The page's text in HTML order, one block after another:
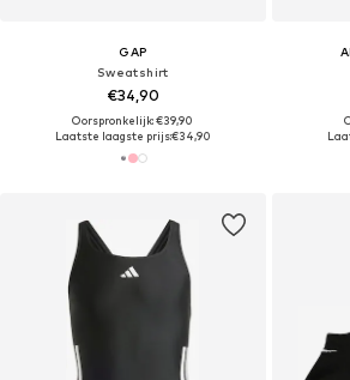
GAP
Sweatshirt
€34,90
Oorspronkelijk: €39,90
Laatste laagste prijs:€34,90